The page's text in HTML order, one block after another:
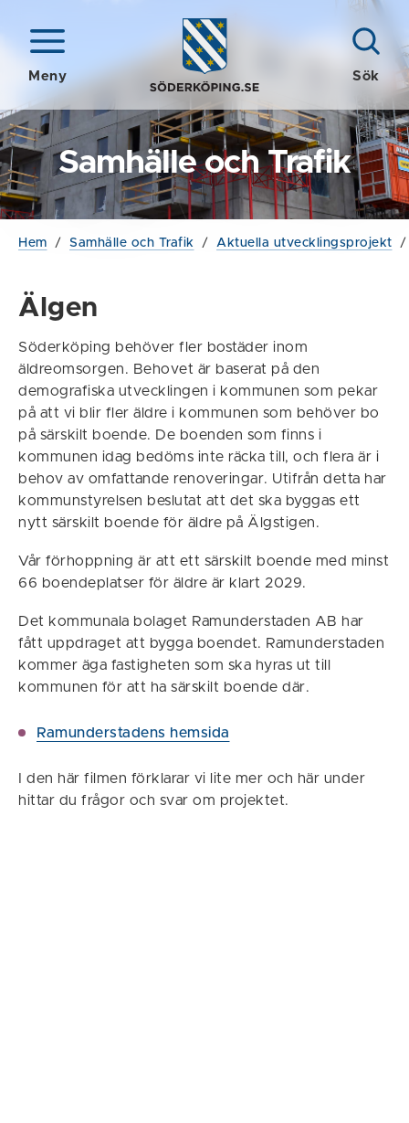
Meny Sök
Samhälle och Trafik
Hem / Samhälle och Trafik / Aktuella utvecklingsprojekt
Älgen
Söderköping behöver fler bostäder inom
äldreomsorgen. Behovet är baserat på den
demografiska utvecklingen i kommunen som pekar
på att vi blir fler äldre i kommunen som behöver bo
på särskilt boende. De boenden som finns i
kommunen idag bedöms inte räcka till, och flera är i
behov av omfattande renoveringar. Utifrån detta har
kommunstyrelsen beslutat att det ska byggas ett
nytt särskilt boende för äldre på Älgstigen.
Vår förhoppning är att ett särskilt boende med minst
66 boendeplatser för äldre är klart 2029.
Det kommunala bolaget Ramunderstaden AB har
fått uppdraget att bygga boendet. Ramunderstaden
kommer äga fastigheten som ska hyras ut till
kommunen för att ha särskilt boende där.
Ramunderstadens hemsida
I den här filmen förklarar vi lite mer och här under
hittar du frågor och svar om projektet.